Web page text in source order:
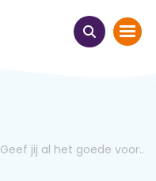
Geef jij al het goede voor...